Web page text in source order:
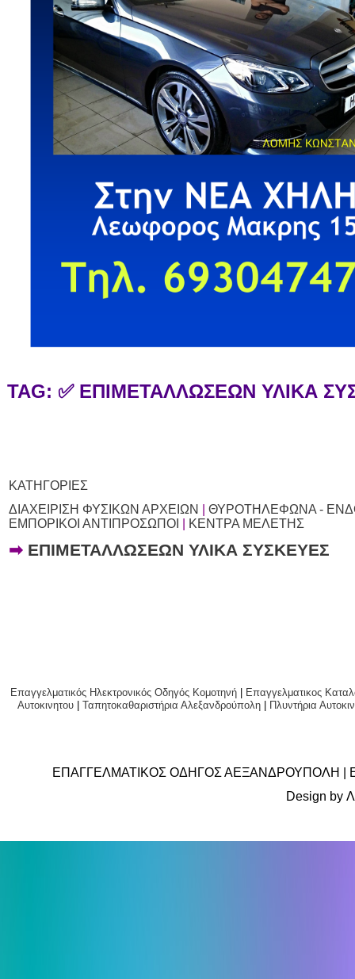
TAG: ✅ ΕΠΙΜΕΤΑΛΛΩΣΕΩΝ ΥΛΙΚΑ
ΚΑΤΗΓΟΡΙΕΣ
ΔΙΑΧΕΙΡΙΣΗ ΦΥΣΙΚΩΝ ΑΡΧΕΙΩΝ
ΘΥΡΟΤΗΛΕΦΩΝΑ -
ΕΜΠΟΡΙΚΟΙ ΑΝΤΙΠΡΟΣΩΠΟΙ
ΚΕΝΤΡΑ ΜΕΛΕΤΗΣ
➡ ΕΠΙΜΕΤΑΛΛΩΣΕΩΝ ΥΛΙΚΑ ΣΥΣΚΕΥΕΣ
ΕΠΑΓΓΕΛΜΑΤΙΚΟΣ ΟΔΗΓΟΣ ΑΕΞΑΝΔΡΟΥΠΟΛΗ
Design by
Επαγγελματικός Ηλεκτρονικός Οδηγός Κομοτηνή
Επαγγελματικος
Αυτοκινητου |Ταπητοκαθαριστήρια Αλεξανδρούπολη Πλυντήρια